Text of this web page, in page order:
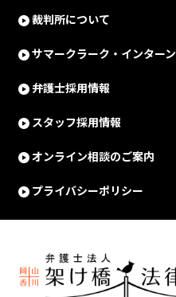
裁判所について
サマークラーク・インターン
弁護士採用情報
スタッフ採用情報
オンライン相談のご案内
プライバシーポリシー